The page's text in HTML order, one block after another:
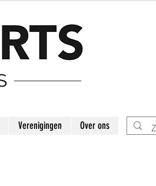
Verenigingen Over ons